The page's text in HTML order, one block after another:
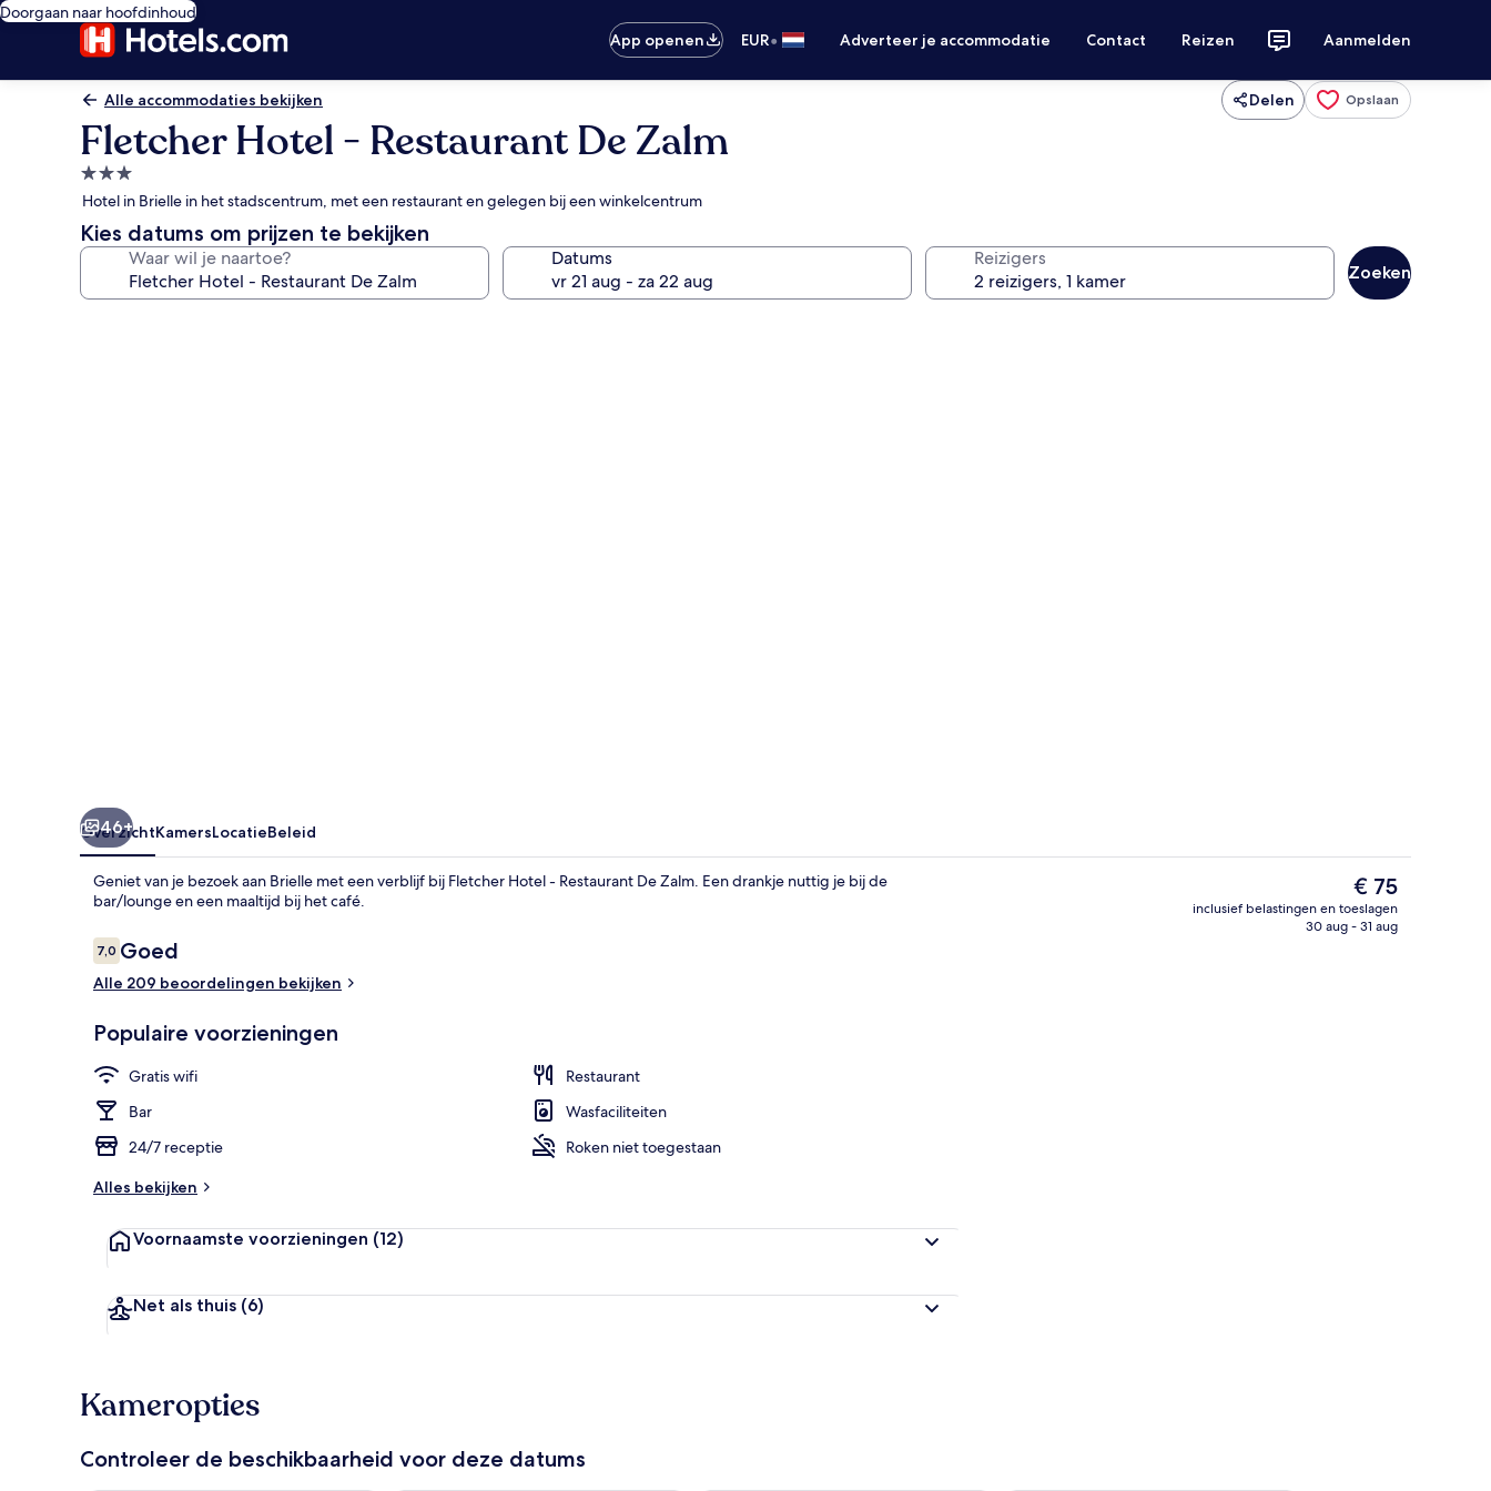
Doorgaan naar hoofdinhoud
App openen
EUR• Adverteer je accommodatie Contact Reizen Aanmelden
Alle accommodaties bekijken Delen Opslaan
Fletcher Hotel - Restaurant De Zalm
3.0-
sterrenaccommodatie
Hotel in Brielle in het stadscentrum, met een restaurant en gelegen bij een winkelcentrum
Kies datums om prijzen te bekijken
Waar wil je naartoe? Datums Reizigers
Zoeken
Details aan de buitenkant
46+
OverzichtKamersLocatieBeleid
Geniet van je bezoek aan Brielle met een verblijf bij Fletcher Hotel - Restaurant De Zalm. Een drankje nuttig je bij de
bar/lounge en een maaltijd bij het café.
Beoordelingen
7,07,0 op 10 –
Goed
Alle 209 beoordelingen bekijken
Populaire voorzieningen
Gratis wifi
Restaurant
Bar
Wasfaciliteiten
24/7 receptie
Roken niet toegestaan
Alles bekijken
Voornaamste voorzieningen (12)
Net als thuis (6)
De
huidige
prijs
€ 75
inclusief belastingen en toeslagen
30 aug - 31 aug
Kameropties
Controleer de beschikbaarheid voor deze datums